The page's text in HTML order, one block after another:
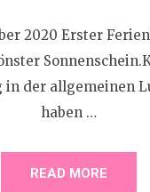
2020 Erster
in der allgemeinen
haben …
READ MORE